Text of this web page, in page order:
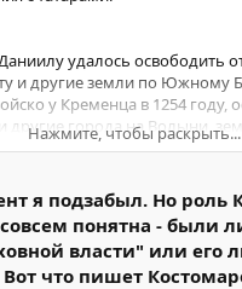
удалось освободить
и другие земли по Южному
у Кременца в 1254 году,
другие города на Волыни,
Возвягель и развернуть
Нажмите, чтобы раскрыть...
я подзабыл. Но роль
понятна - были
власти" или его
что пишет